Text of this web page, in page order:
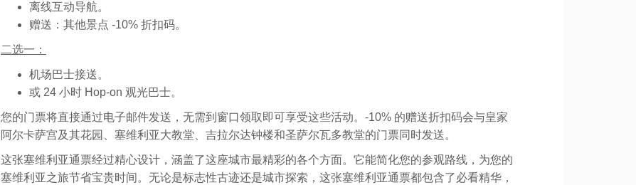
离线互动导航。
赠送：其他景点 -10% 折扣码。
二选一：
机场巴士接送。
或 24 小时 Hop-on 观光巴士。
您的门票将直接通过电子邮件发送，无需到窗口领取即可享受这些活动。-10% 的赠送折扣码会与皇家
阿尔卡萨宫及其花园、塞维利亚大教堂、吉拉尔达钟楼和圣萨尔瓦多教堂的门票同时发送。
这张塞维利亚通票经过精心设计，涵盖了这座城市最精彩的各个方面。它能简化您的参观路线，为您的
塞维利亚之旅节省宝贵时间。无论是标志性古迹还是城市探索，这张塞维利亚通票都包含了必看精华，